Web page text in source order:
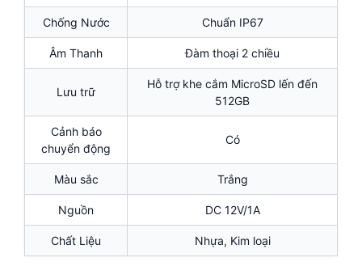
Chống Nước Chuẩn IP67
Âm Thanh Đàm thoại 2 chiều
Lưu trữ
Hỗ trợ khe cắm MicroSD lến đến
512GB
Cảnh báo
chuyển động
Có
Màu sắc Trắng
Nguồn DC 12V/1A
Chất Liệu Nhựa, Kim loại